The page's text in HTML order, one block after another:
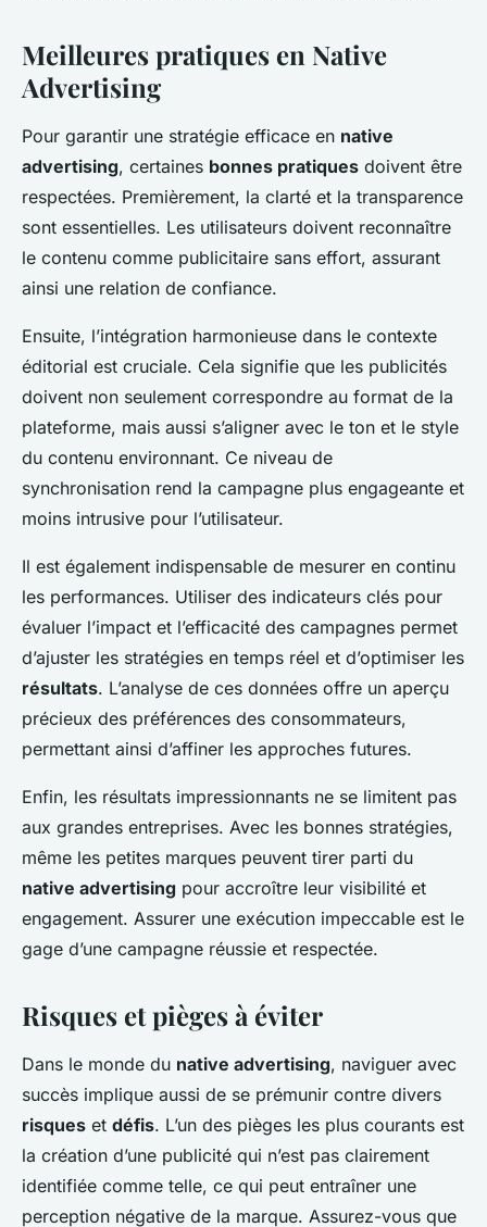
Meilleures pratiques en Native
Advertising
Pour garantir une stratégie efficace en native
advertising, certaines bonnes pratiques doivent être
respectées. Premièrement, la clarté et la transparence
sont essentielles. Les utilisateurs doivent reconnaître
le contenu comme publicitaire sans effort, assurant
ainsi une relation de confiance.
Ensuite, l’intégration harmonieuse dans le contexte
éditorial est cruciale. Cela signifie que les publicités
doivent non seulement correspondre au format de la
plateforme, mais aussi s’aligner avec le ton et le style
du contenu environnant. Ce niveau de
synchronisation rend la campagne plus engageante et
moins intrusive pour l’utilisateur.
Il est également indispensable de mesurer en continu
les performances. Utiliser des indicateurs clés pour
évaluer l’impact et l’efficacité des campagnes permet
d’ajuster les stratégies en temps réel et d’optimiser les
résultats. L’analyse de ces données offre un aperçu
précieux des préférences des consommateurs,
permettant ainsi d’affiner les approches futures.
Enfin, les résultats impressionnants ne se limitent pas
aux grandes entreprises. Avec les bonnes stratégies,
même les petites marques peuvent tirer parti du
native advertising pour accroître leur visibilité et
engagement. Assurer une exécution impeccable est le
gage d’une campagne réussie et respectée.
Risques et pièges à éviter
Dans le monde du native advertising, naviguer avec
succès implique aussi de se prémunir contre divers
risques et défis. L’un des pièges les plus courants est
la création d’une publicité qui n’est pas clairement
identifiée comme telle, ce qui peut entraîner une
perception négative de la marque. Assurez-vous que